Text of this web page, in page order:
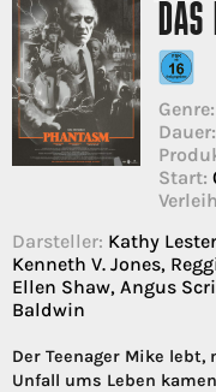
Genre:
Dauer:
Start:
Darsteller: Kathy
Kenneth V. Jones,
Ellen Shaw, Angus
Baldwin
Der Teenager Mike
Unfall ums Leben